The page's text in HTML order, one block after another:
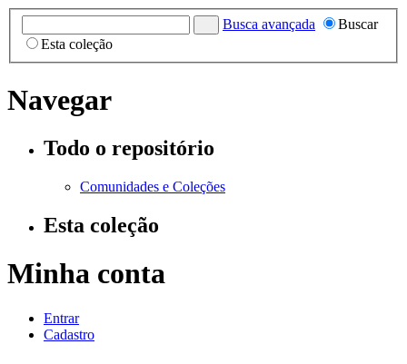
Busca avançada
Buscar
Esta coleção
Navegar
Todo o repositório
Comunidades e Coleções
Esta coleção
Minha conta
Entrar
Cadastro